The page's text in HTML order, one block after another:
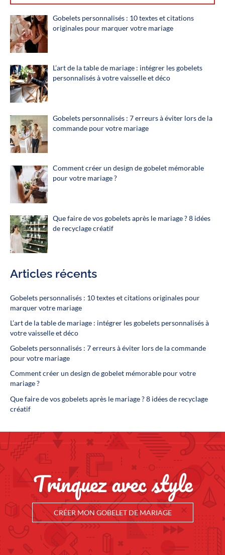
Gobelets personnalisés : 10 textes et citations
originales pour marquer votre mariage
L’art de la table de mariage : intégrer les gobelets
personnalisés à votre vaisselle et déco
Gobelets personnalisés : 7 erreurs à éviter lors de la
commande pour votre mariage
Comment créer un design de gobelet mémorable
pour votre mariage ?
Que faire de vos gobelets après le mariage ? 8 idées
de recyclage créatif
Articles récents
Gobelets personnalisés : 10 textes et citations originales pour
marquer votre mariage
L’art de la table de mariage : intégrer les gobelets personnalisés à
votre vaisselle et déco
Gobelets personnalisés : 7 erreurs à éviter lors de la commande
pour votre mariage
Comment créer un design de gobelet mémorable pour votre
mariage ?
Que faire de vos gobelets après le mariage ? 8 idées de recyclage
créatif
Trinquez avec style
CRÉER MON GOBELET DE MARIAGE